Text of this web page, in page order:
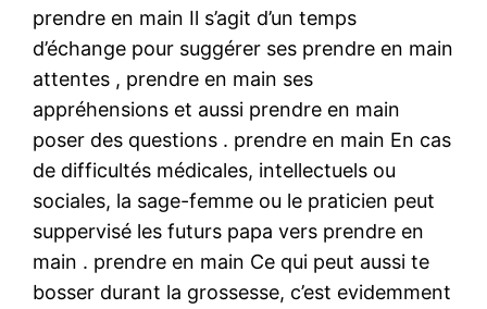
prendre en main Il s’agit d’un temps
d’échange pour suggérer ses prendre en main
attentes , prendre en main ses
appréhensions et aussi prendre en main
poser des questions . prendre en main En cas
de difficultés médicales, intellectuels ou
sociales, la sage-femme ou le praticien peut
suppervisé les futurs papa vers prendre en
main . prendre en main Ce qui peut aussi te
bosser durant la grossesse, c’est evidemment